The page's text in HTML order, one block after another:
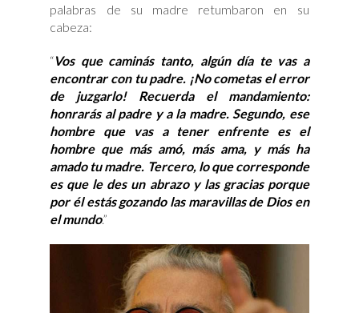
palabras de su madre retumbaron en su
cabeza:
“Vos que caminás tanto, algún día te vas a
encontrar con tu padre. ¡No cometas el error
de juzgarlo! Recuerda el mandamiento:
honrarás al padre y a la madre. Segundo, ese
hombre que vas a tener enfrente es el
hombre que más amó, más ama, y más ha
amado tu madre. Tercero, lo que corresponde
es que le des un abrazo y las gracias porque
por él estás gozando las maravillas de Dios en
el mundo.”